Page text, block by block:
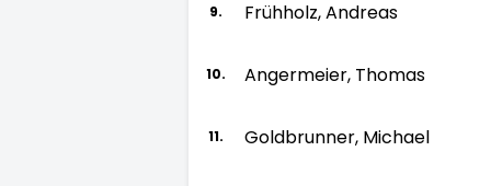
9. Frühholz, Andreas
10. Angermeier, Thomas
11. Goldbrunner, Michael